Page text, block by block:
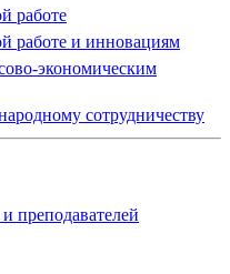
работе
работе и инновациям
экономическим
сотрудничеству
преподавателей